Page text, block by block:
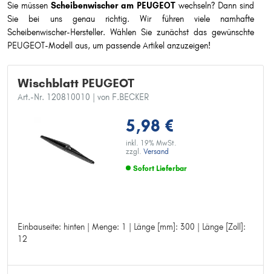
Sie müssen Scheibenwischer am PEUGEOT wechseln? Dann sind
Sie bei uns genau richtig. Wir führen viele namhafte
Scheibenwischer-Hersteller. Wählen Sie zunächst das gewünschte
PEUGEOT-Modell aus, um passende Artikel anzuzeigen!
Wischblatt PEUGEOT
Art.-Nr. 120810010 | von F.BECKER
5,98 €
inkl. 19% MwSt.
zzgl. Versand
Sofort Lieferbar
Einbauseite: hinten | Menge: 1 | Länge [mm]: 300 | Länge [Zoll]:
12
Einbauseite: hinten
Menge: 1
Länge [Zoll]: 12